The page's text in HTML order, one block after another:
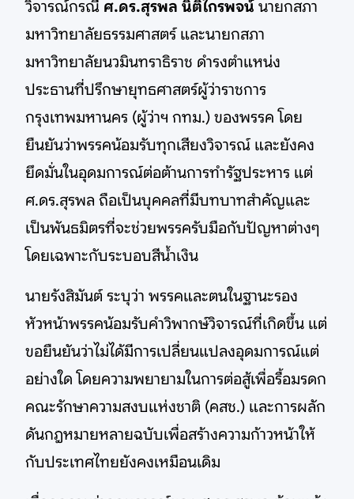
วิจารณ์กรณี ศ.ดร.สุรพล นิติไกรพจน์ นายกสภา
มหาวิทยาลัยธรรมศาสตร์ และนายกสภา
มหาวิทยาลัยนวมินทราธิราช ดำรงตำแหน่ง
ประธานที่ปรึกษายุทธศาสตร์ผู้ว่าราชการ
กรุงเทพมหานคร (ผู้ว่าฯ กทม.) ของพรรค โดย
ยืนยันว่าพรรคน้อมรับทุกเสียงวิจารณ์ และยังคง
ยึดมั่นในอุดมการณ์ต่อต้านการทำรัฐประหาร แต่
ศ.ดร.สุรพล ถือเป็นบุคคลที่มีบทบาทสำคัญและ
เป็นพันธมิตรที่จะช่วยพรรครับมือกับปัญหาต่างๆ
โดยเฉพาะกับระบอบสีน้ำเงิน
นายรังสิมันต์ ระบุว่า พรรคและตนในฐานะรอง
หัวหน้าพรรคน้อมรับคำวิพากษ์วิจารณ์ที่เกิดขึ้น แต่
ขอยืนยันว่าไม่ได้มีการเปลี่ยนแปลงอุดมการณ์แต่
อย่างใด โดยความพยายามในการต่อสู้เพื่อรื้อมรดก
คณะรักษาความสงบแห่งชาติ (คสช.) และการผลัก
ดันกฎหมายหลายฉบับเพื่อสร้างความก้าวหน้าให้
กับประเทศไทยยังคงเหมือนเดิม